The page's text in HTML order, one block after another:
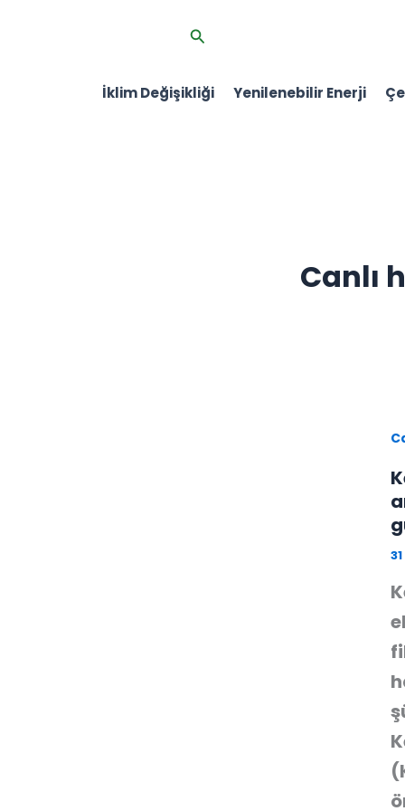
Arama
İklim Değişikliği Yenilenebilir Enerji
Canlı